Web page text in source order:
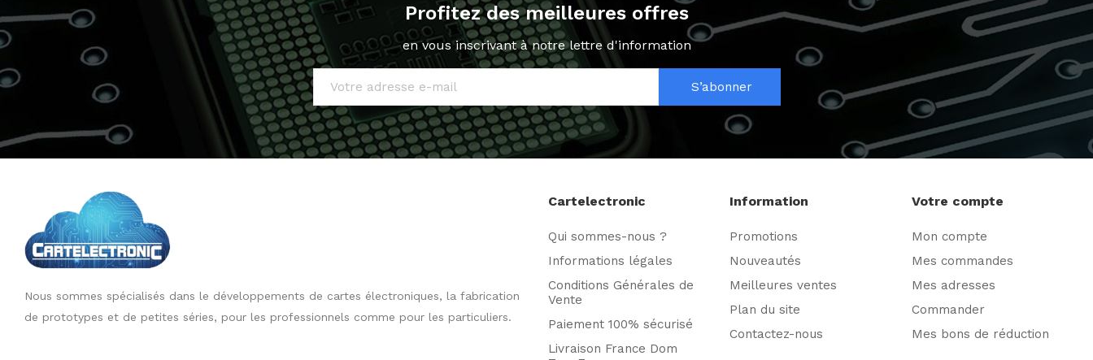
Profitez des meilleures offres
en vous inscrivant à notre lettre d'information
S’abonner
Nous sommes spécialisés dans le développements de cartes électroniques, la fabrication
de prototypes et de petites séries, pour les professionnels comme pour les particuliers.
Cartelectronic
Qui sommes-nous ?
Informations légales
Conditions Générales de
Vente
Paiement 100% sécurisé
Livraison France Dom
Information
Promotions
Nouveautés
Meilleures ventes
Plan du site
Contactez-nous
Votre compte
Mon compte
Mes commandes
Mes adresses
Commander
Mes bons de réduction